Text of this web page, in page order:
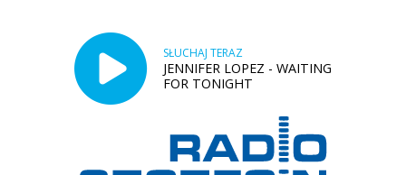
SŁUCHAJ TERAZ
JENNIFER LOPEZ - WAITING
FOR TONIGHT